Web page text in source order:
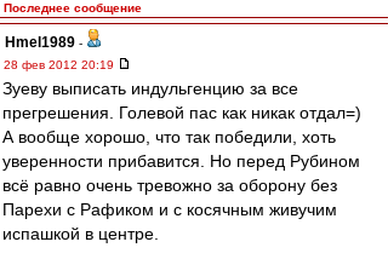
Последнее сообщение
Hmel1989 -
28 фев 2012 20:19
Зуеву выписать индульгенцию за все
прегрешения. Голевой пас как никак отдал=)
А вообще хорошо, что так победили, хоть
уверенности прибавится. Но перед Рубином
всё равно очень тревожно за оборону без
Парехи с Рафиком и с косячным живучим
испашкой в центре.